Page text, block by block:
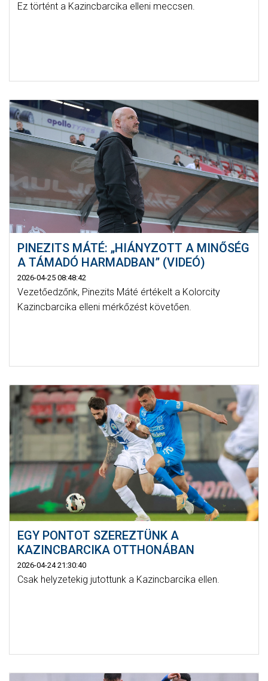
Ez történt a Kazincbarcika elleni meccsen.
PINEZITS MÁTÉ: „HIÁNYZOTT A MINŐSÉG
A TÁMADÓ HARMADBAN” (VIDEÓ)
2026-04-25 08:48:42
Vezetőedzőnk, Pinezits Máté értékelt a Kolorcity
Kazincbarcika elleni mérkőzést követően.
EGY PONTOT SZEREZTÜNK A
KAZINCBARCIKA OTTHONÁBAN
2026-04-24 21:30:40
Csak helyzetekig jutottunk a Kazincbarcika ellen.